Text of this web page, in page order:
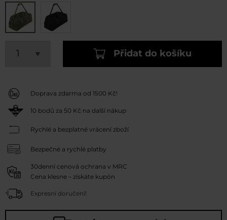
Přidat do košíku
Doprava zdarma od 1500 Kč!
10 bodů za 50 Kč na další nákup
Rychlé a bezplatné vrácení zboží
Bezpečné a rychlé platby
30denní cenová ochrana v MRC
Cena klesne – získáte kupón
Expresní doručení!